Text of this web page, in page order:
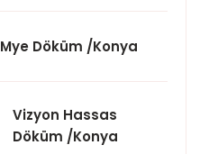
Mye Döküm /Konya
Vizyon Hassas
Döküm /Konya